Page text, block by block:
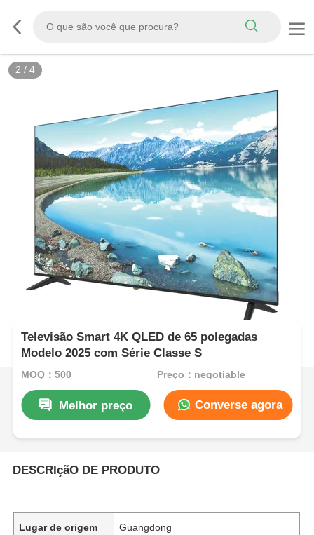
2 / 4
Televisão Smart 4K QLED de 65 polegadas
Modelo 2025 com Série Classe S
MOQ：500 Preço：negotiable
Melhor preço Converse agora
DESCRIçãO DE PRODUTO
Lugar de origem Guangdong